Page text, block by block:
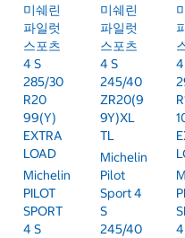
미쉐린
파일럿
스포츠
4 S
285/30
R20
99(Y)
EXTRA
LOAD
Michelin
PILOT
SPORT
4 S
미쉐린
파일럿
스포츠
4 S
245/40
ZR20(9
9Y)XL
TL
Michelin
Pilot
Sport 4
S
245/40